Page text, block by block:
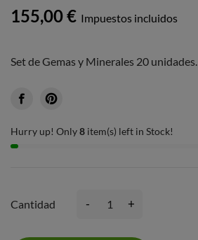
155,00 € Impuestos incluidos
Set de Gemas y Minerales 20 unidades.
Hurry up! Only8 item(s) left in Stock!
Cantidad - +